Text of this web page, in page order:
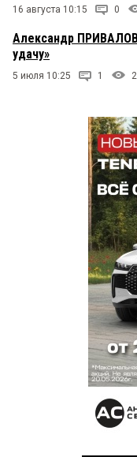
16 августа 10:15 0
Александр
удачу»
5 июля 10:25 1